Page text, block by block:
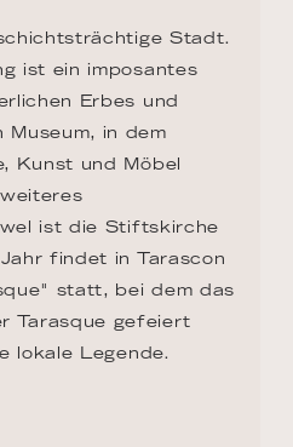
Stadt.
ist ein imposantes
Erbes und
in dem
Kunst und Möbel
ist die Stiftskirche
findet in Tarascon
statt, bei dem das
Tarasque gefeiert
lokale Legende.